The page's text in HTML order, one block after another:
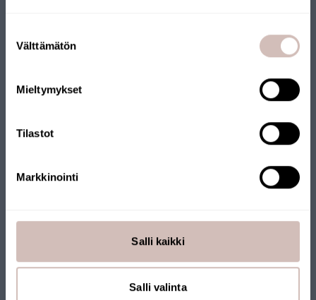
valinta
Välttämätön
Mieltymykset
Tilastot
Markkinointi
Salli kaikki
Salli valinta